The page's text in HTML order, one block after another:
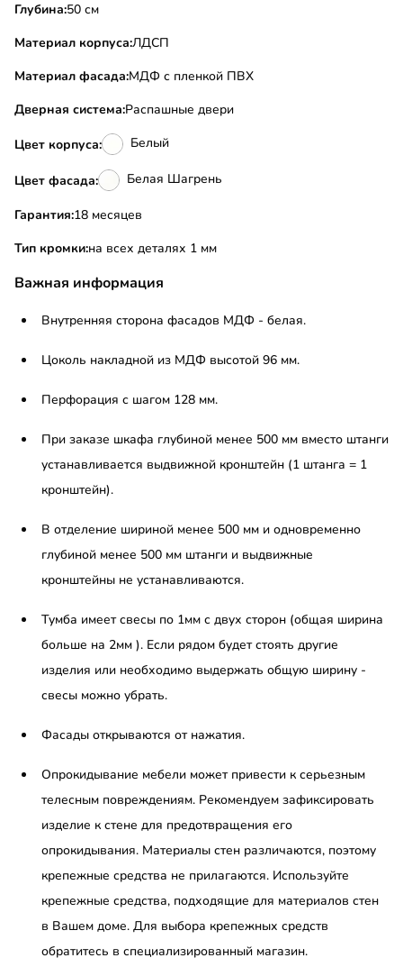
Глубина:50 см
Материал корпуса:ЛДСП
Материал фасада:МДФ с пленкой ПВХ
Дверная система:Распашные двери
Цвет корпуса: Белый
Цвет фасада: Белая Шагрень
Гарантия:18 месяцев
Тип кромки:на всех деталях 1 мм
Важная информация
Внутренняя сторона фасадов МДФ - белая.
Цоколь накладной из МДФ высотой 96 мм.
Перфорация с шагом 128 мм.
При заказе шкафа глубиной менее 500 мм вместо штанги
устанавливается выдвижной кронштейн (1 штанга = 1
кронштейн).
В отделение шириной менее 500 мм и одновременно
глубиной менее 500 мм штанги и выдвижные
кронштейны не устанавливаются.
Тумба имеет свесы по 1мм с двух сторон (общая ширина
больше на 2мм ). Если рядом будет стоять другие
изделия или необходимо выдержать общую ширину -
свесы можно убрать.
Фасады открываются от нажатия.
Опрокидывание мебели может привести к серьезным
телесным повреждениям. Рекомендуем зафиксировать
изделие к стене для предотвращения его
опрокидывания. Материалы стен различаются, поэтому
крепежные средства не прилагаются. Используйте
крепежные средства, подходящие для материалов стен
в Вашем доме. Для выбора крепежных средств
обратитесь в специализированный магазин.